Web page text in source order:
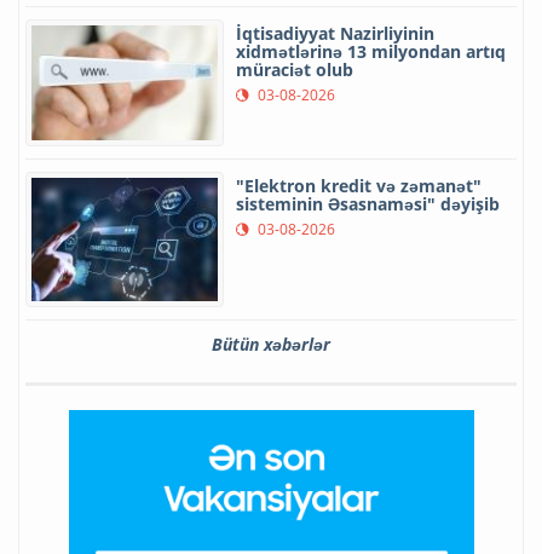
İqtisadiyyat Nazirliyinin
xidmətlərinə 13 milyondan artıq
müraciət olub
03-08-2026
"Elektron kredit və zəmanət"
sisteminin Əsasnaməsi" dəyişib
03-08-2026
Bütün xəbərlər